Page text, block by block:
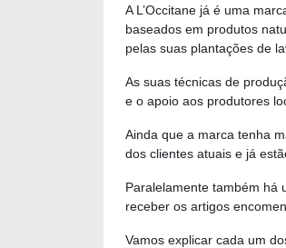
A L’Occitane já é uma
baseados em produtos
pelas suas plantações de
As suas técnicas de
e o apoio aos produtores
Ainda que a marca tenha
dos clientes atuais e já
Paralelamente também há
receber os artigos
Vamos explicar cada um